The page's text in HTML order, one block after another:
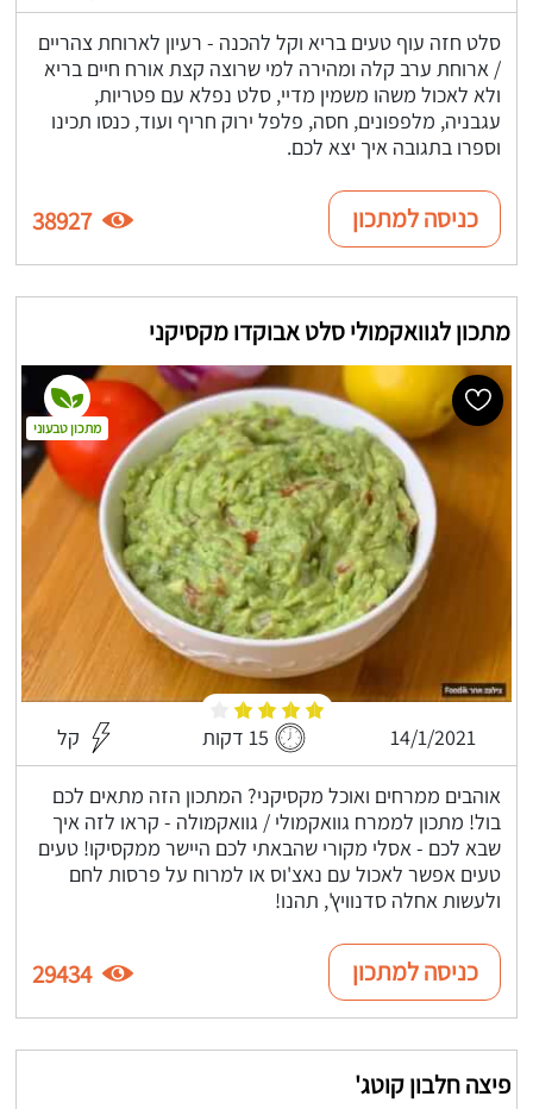
סלט חזה עוף טעים בריא וקל להכנה - רעיון לארוחת צהריים
/ ארוחת ערב קלה ומהירה למי שרוצה קצת אורח חיים בריא
ולא לאכול משהו משמין מדיי, סלט נפלא עם פטריות,
עגבניה, מלפפונים, חסה, פלפל ירוק חריף ועוד, כנסו תכינו
וספרו בתגובה איך יצא לכם.
כניסה למתכון 38927
מתכון לגוואקמולי סלט אבוקדו מקסיקני
14/1/2021 15 דקות קל
אוהבים ממרחים ואוכל מקסיקני? המתכון הזה מתאים לכם
בול! מתכון לממרח גוואקמולי / גוואקמולה - קראו לזה איך
שבא לכם - אסלי מקורי שהבאתי לכם היישר ממקסיקו! טעים
טעים אפשר לאכול עם נאצ'וס או למרוח על פרסות לחם
ולעשות אחלה סדנוויץ', תהנו!
מתכון טבעוני
כניסה למתכון 29434
פיצה חלבון קוטג'